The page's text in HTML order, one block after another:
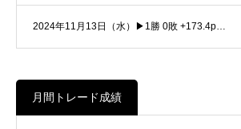
2024年11月13日（水）▶1勝 0敗 +173.4p…
月間トレード成績